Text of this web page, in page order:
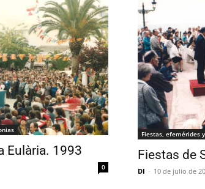
Eulària. 1993
0
Fiestas, efemérides
Fiestas de
DI - 10 de julio de